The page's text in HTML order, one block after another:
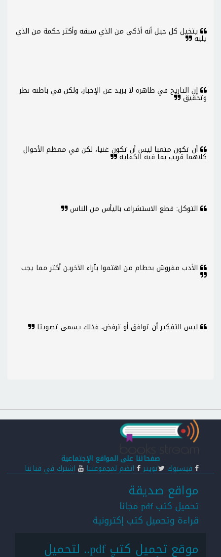
يتخيل كل جيل أنه أذكى من الذي سبقه وأكثر حكمة من الذي
يليه
إن التاريخ في ظاهره لا يزيد عن الإخبار، ولكن في باطنه نظر
وتحقيق
أن تكون متعبا ليس أن تكون غنيا، لكن في معظم الأحوال
كلاهما قريب بما فيه الكفاية
التوكل: قطع الاستشراف باليأس من الناس
الأدب مفروش بحطام من اهتموا بآراء الآخرين أكثر مما يجب
ليس التفكير أن توافق أو ترفض، فذلك يسمى تصويتا
صفحاتنا على المواقع الإجتماعية
فيسبوك تويتر انضم لمجموعتنا اشترك في قناتنا
مواقع صديقة
تحميل كتب pdf مجانا
قراءة وتحميل كتب إكترونية
موقع تحميل كتب pdf.. لتحميل